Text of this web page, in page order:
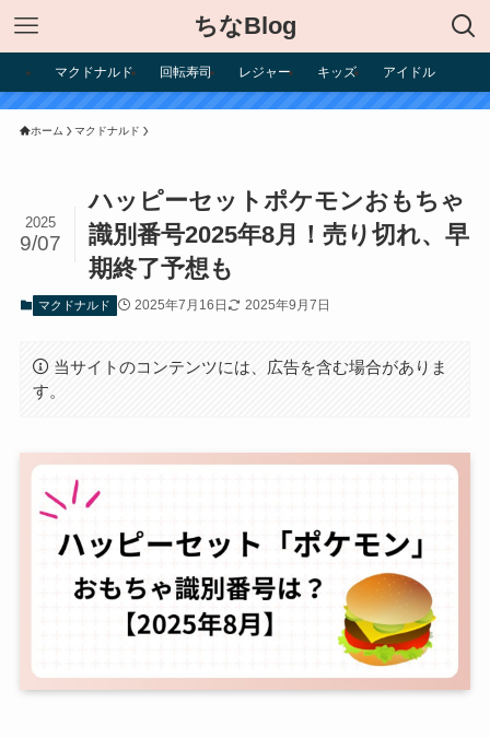
ちなBlog
マクドナルド 回転寿司 レジャー キッズ アイドル
ホーム マクドナルド
ハッピーセットポケモンおもちゃ
識別番号2025年8月！売り切れ、早
期終了予想も
2025
9/07
マクドナルド 2025年7月16日 2025年9月7日
当サイトのコンテンツには、広告を含む場合がありま
す。